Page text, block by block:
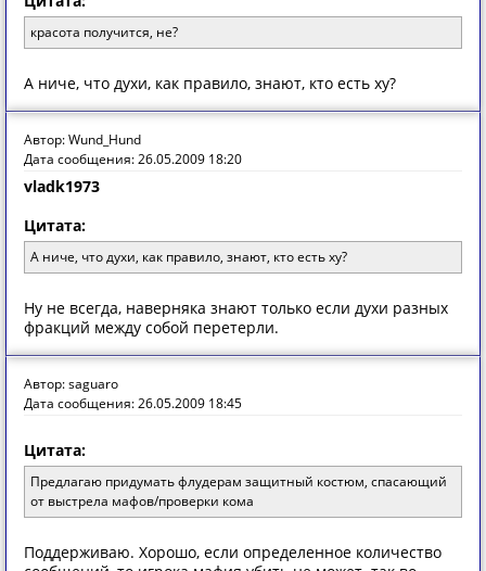
красота получится, не?
А ниче, что духи, как правило, знают, кто есть ху?
Автор: Wund_Hund
Дата сообщения: 26.05.2009 18:20
vladk1973
Цитата:
А ниче, что духи, как правило, знают, кто есть ху?
Ну не всегда, наверняка знают только если духи разных
фракций между собой перетерли.
Автор: saguaro
Дата сообщения: 26.05.2009 18:45
Цитата:
Предлагаю придумать флудерам защитный костюм, спасающий
от выстрела мафов/проверки кома
Поддерживаю. Хорошо, если определенное количество